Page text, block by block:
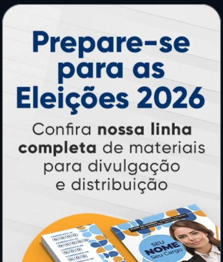
Adesivos
Pastas
Cartão de Visita
Folder, Flyer e Panfleto
Banners e Lonas
Calendários 2027
PAGUE COM